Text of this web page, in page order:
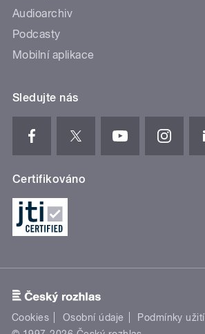
Audioarchiv
Podcasty
Mobilní aplikace
Sledujte nás
Certifikováno
Cookies Osobní údaje Podmínky užití